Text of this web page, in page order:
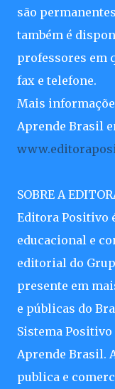
são
também é
professores em
fax e telefone.
Mais
Aprende Brasil
SOBRE A
Editora Positivo
educacional e
editorial do
presente em
e públicas do
Sistema Positivo
Aprende Brasil.
publica e